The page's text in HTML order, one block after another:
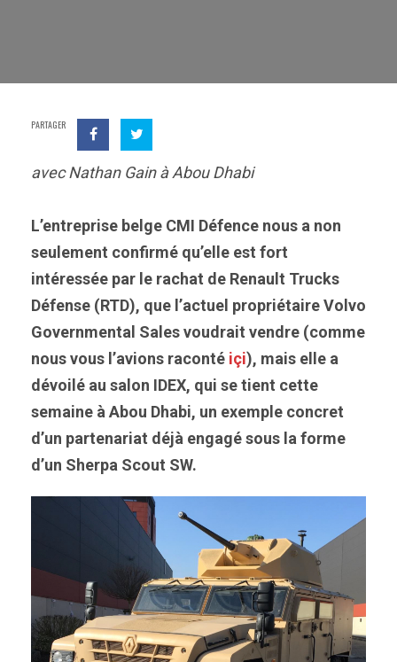
PARTAGER
avec Nathan Gain à Abou Dhabi
L’entreprise belge CMI Défence nous a non
seulement confirmé qu’elle est fort
intéressée par le rachat de Renault Trucks
Défense (RTD), que l’actuel propriétaire Volvo
Governmental Sales voudrait vendre (comme
nous vous l’avions raconté içi), mais elle a
dévoilé au salon IDEX, qui se tient cette
semaine à Abou Dhabi, un exemple concret
d’un partenariat déjà engagé sous la forme
d’un Sherpa Scout SW.